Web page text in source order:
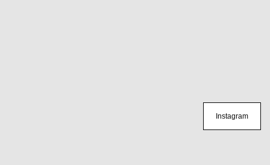
Instagram